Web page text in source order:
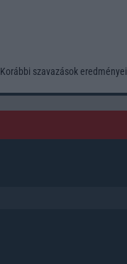
Korábbi szavazások eredményei